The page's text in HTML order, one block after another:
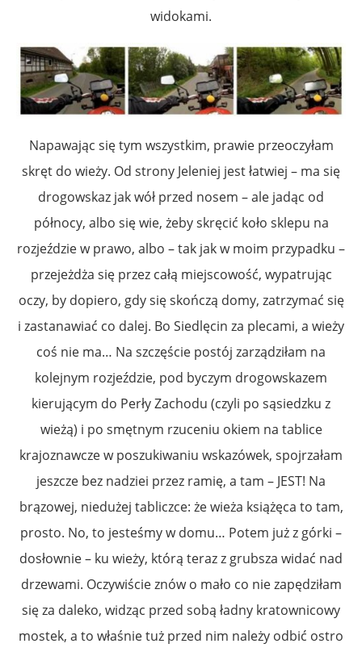
widokami.
Napawając się tym wszystkim, prawie przeoczyłam
skręt do wieży. Od strony Jeleniej jest łatwiej – ma się
drogowskaz jak wół przed nosem – ale jadąc od
północy, albo się wie, żeby skręcić koło sklepu na
rozjeździe w prawo, albo – tak jak w moim przypadku –
przejeżdża się przez całą miejscowość, wypatrując
oczy, by dopiero, gdy się skończą domy, zatrzymać się
i zastanawiać co dalej. Bo Siedlęcin za plecami, a wieży
coś nie ma… Na szczęście postój zarządziłam na
kolejnym rozjeździe, pod byczym drogowskazem
kierującym do Perły Zachodu (czyli po sąsiedzku z
wieżą) i po smętnym rzuceniu okiem na tablice
krajoznawcze w poszukiwaniu wskazówek, spojrzałam
jeszcze bez nadziei przez ramię, a tam – JEST! Na
brązowej, niedużej tabliczce: że wieża książęca to tam,
prosto. No, to jesteśmy w domu… Potem już z górki –
dosłownie – ku wieży, którą teraz z grubsza widać nad
drzewami. Oczywiście znów o mało co nie zapędziłam
się za daleko, widząc przed sobą ładny kratownicowy
mostek, a to właśnie tuż przed nim należy odbić ostro